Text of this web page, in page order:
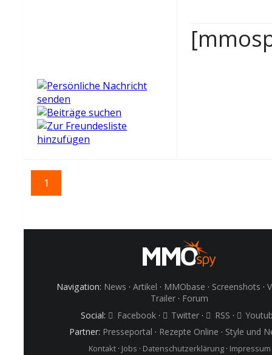
1
Navigation: News ·Artikel · MMObase · Screenshots ·
Trailer · Forum
Social:
Facebook· Twitter · RSS ·
Partner: Presseportal · Rezepte Online · Style und
Kontakt· Jobs · Datenschutzerklärung· Impressum